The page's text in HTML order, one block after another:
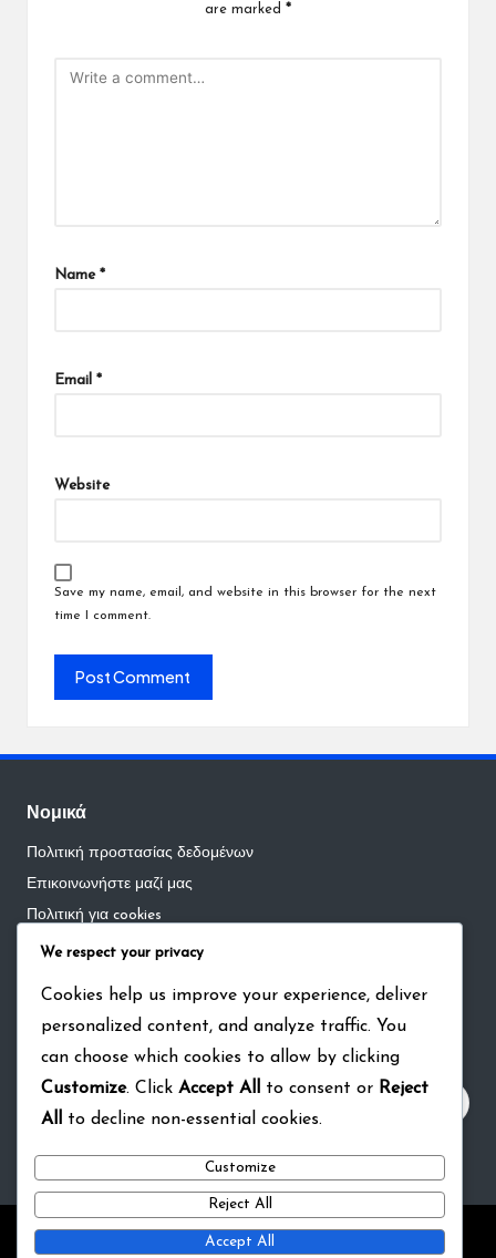
are marked *
Name *
Email *
Website
Save my name, email, and website in this browser for the next
time I comment.
Νομικά
Πολιτική προστασίας δεδομένων
Επικοινωνήστε μαζί μας
Πολιτική για cookies
Όροι και προϋποθέσεις
Αναζήτηση
Copyright 2026 — kounia.org. All rights reserved.
We respect your privacy
Cookies help us improve your experience, deliver
personalized content, and analyze traffic. You
can choose which cookies to allow by clicking
Customize. Click Accept All to consent or Reject
All
to decline non-essential cookies.
Customize
Reject All
Accept All